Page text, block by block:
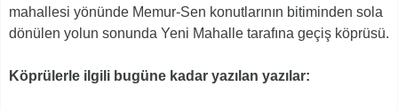
mahallesi yönünde Memur-Sen konutlarının bitiminden sola
dönülen yolun sonunda Yeni Mahalle tarafına geçiş köprüsü.
Köprülerle ilgili bugüne kadar yazılan yazılar: